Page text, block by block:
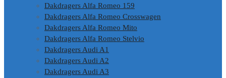
Dakdragers Alfa Romeo 159
Dakdragers Alfa Romeo Crosswagen
Dakdragers Alfa Romeo Mito
Dakdragers Alfa Romeo Stelvio
Dakdragers Audi A1
Dakdragers Audi A2
Dakdragers Audi A3